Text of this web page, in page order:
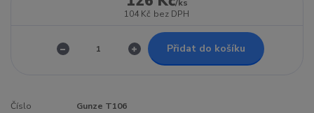
/ks
104 Kč bez DPH
Přidat do košíku
Číslo
Gunze T106